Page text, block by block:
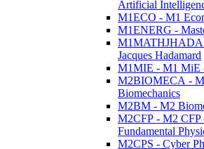
Artificial
M1ECO - M1
M1ENERG -
M1MATHJHADA
Jacques Hadamard
M1MIE - M1 MiE
M2BIOMECA -
Biomechanics
M2BM - M2
M2CFP - M2 CFP
Fundamental
M2CPS - Cyber